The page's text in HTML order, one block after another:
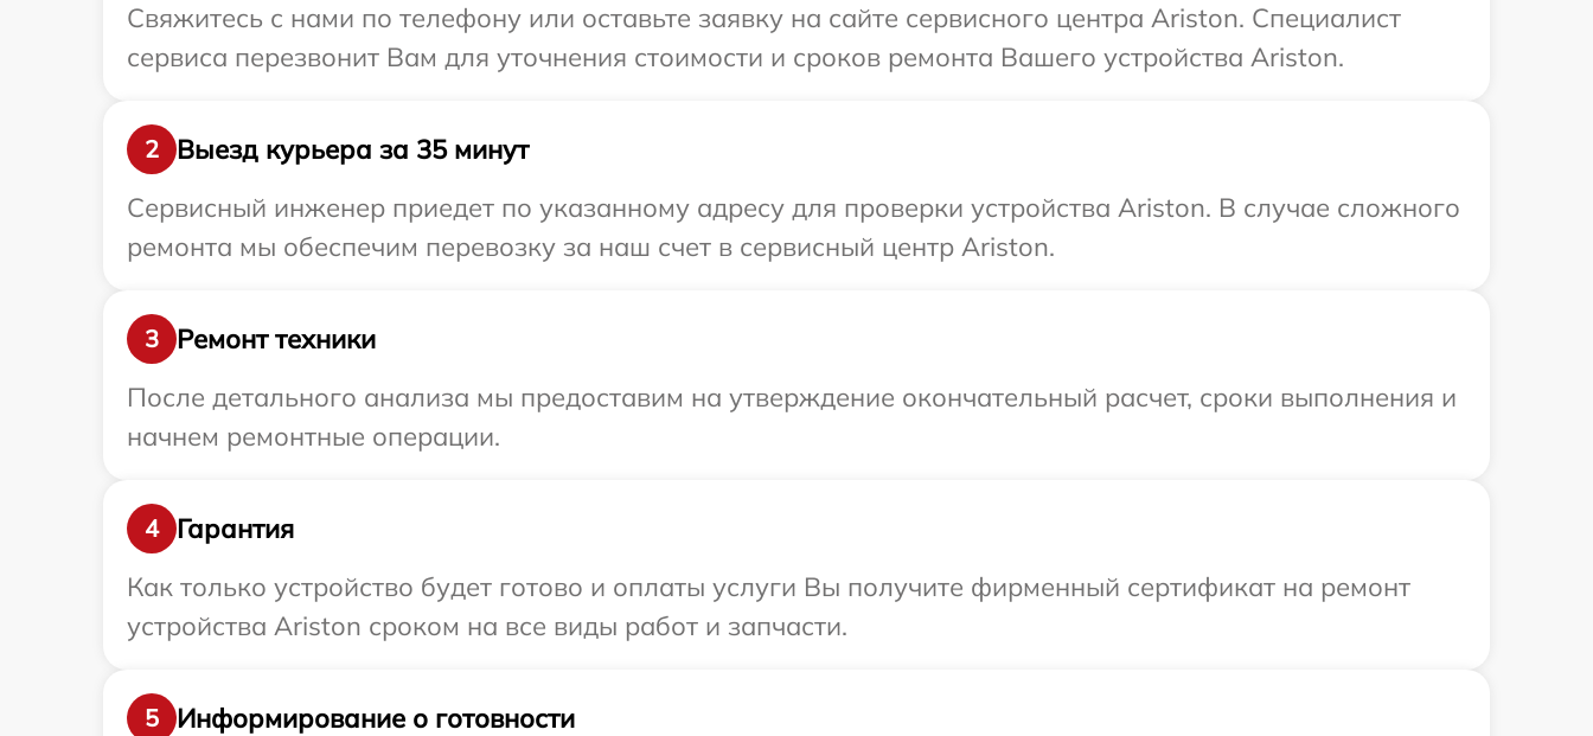
Свяжитесь с нами по телефону или оставьте заявку на сайте сервисного центра Ariston. Специалист
сервиса перезвонит Вам для уточнения стоимости и сроков ремонта Вашего устройства Ariston.
2
Выезд курьера за 35 минут
Сервисный инженер приедет по указанному адресу для проверки устройства Ariston. В случае сложного
ремонта мы обеспечим перевозку за наш счет в сервисный центр Ariston.
3
Ремонт техники
После детального анализа мы предоставим на утверждение окончательный расчет, сроки выполнения и
начнем ремонтные операции.
4
Гарантия
Как только устройство будет готово и оплаты услуги Вы получите фирменный сертификат на ремонт
устройства Ariston сроком на все виды работ и запчасти.
5
Информирование о готовности